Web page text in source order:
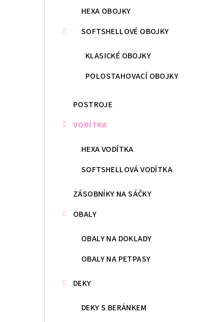
HEXA OBOJKY
SOFTSHELLOVÉ OBOJKY
KLASICKÉ OBOJKY
POLOSTAHOVACÍ OBOJKY
POSTROJE
VODÍTKA
HEXA VODÍTKA
SOFTSHELLOVÁ VODÍTKA
ZÁSOBNÍKY NA SÁČKY
OBALY
OBALY NA DOKLADY
OBALY NA PETPASY
DEKY
DEKY S BERÁNKEM